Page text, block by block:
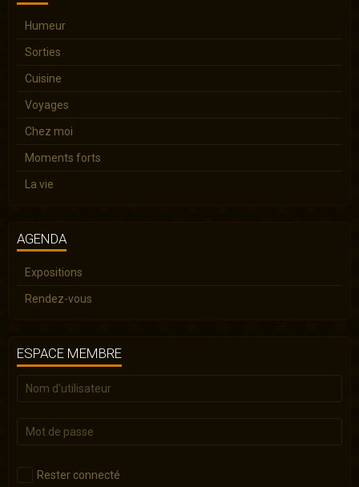
Humeur
Sorties
Cuisine
Voyages
Chez moi
Moments forts
La vie
AGENDA
Expositions
Rendez-vous
ESPACE MEMBRE
Rester connecté